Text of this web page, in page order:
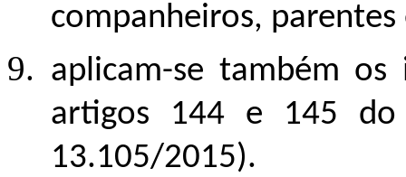
companheiros,
aplicam-se também os
artigos 144 e 145 do
13.105/2015).